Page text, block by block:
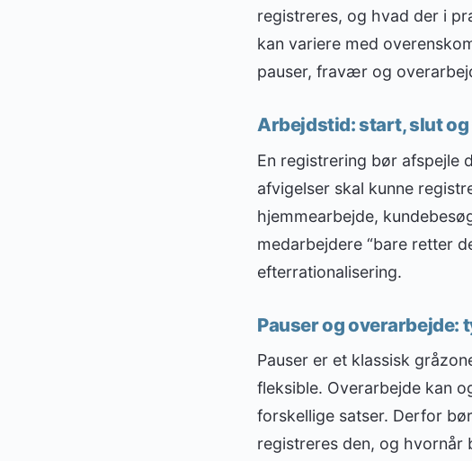
registreres, og hvad der i
kan variere med
pauser, fravær og
Arbejdstid: start, slut
En registrering bør afspejle
afvigelser skal kunne
hjemmearbejde,
medarbejdere “bare retter
efterrationalisering.
Pauser og overarbejde:
Pauser er et klassisk
fleksible. Overarbejde kan
forskellige satser. Derfor
registreres den, og hvornår